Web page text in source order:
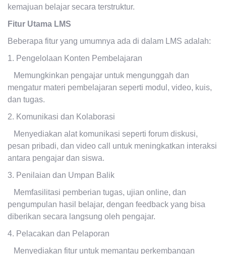
kemajuan belajar secara terstruktur.
Fitur Utama LMS
Beberapa fitur yang umumnya ada di dalam LMS adalah:
1. Pengelolaan Konten Pembelajaran
Memungkinkan pengajar untuk mengunggah dan
mengatur materi pembelajaran seperti modul, video, kuis,
dan tugas.
2. Komunikasi dan Kolaborasi
Menyediakan alat komunikasi seperti forum diskusi,
pesan pribadi, dan video call untuk meningkatkan interaksi
antara pengajar dan siswa.
3. Penilaian dan Umpan Balik
Memfasilitasi pemberian tugas, ujian online, dan
pengumpulan hasil belajar, dengan feedback yang bisa
diberikan secara langsung oleh pengajar.
4. Pelacakan dan Pelaporan
Menyediakan fitur untuk memantau perkembangan